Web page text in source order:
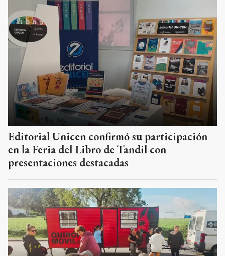
Editorial Unicen confirmó su participación
en la Feria del Libro de Tandil con
presentaciones destacadas